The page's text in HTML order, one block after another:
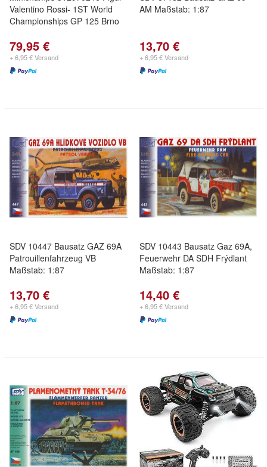
Valentino Rossi- 1ST World
Championships GP 125 Brno
79,95 €
+ 6,95 € Versand
AM Maßstab: 1:87
13,70 €
+ 6,95 € Versand
SDV 10447 Bausatz GAZ 69A
Patrouillenfahrzeug VB
Maßstab: 1:87
13,70 €
+ 6,95 € Versand
SDV 10443 Bausatz Gaz 69A,
Feuerwehr DA SDH Frýdlant
Maßstab: 1:87
14,40 €
+ 6,95 € Versand